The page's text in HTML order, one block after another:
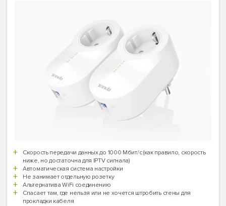
Скорость передачи данных до 1000 Мбит/с (как правило, скорость
ниже, но достаточна для IPTV сигнала)
Автоматическая система настройки
Не занимает отдельную розетку
Альтернатива WiFi соединению
Спасает там, где нельзя или не хочется штробить стены для
прокладки кабеля